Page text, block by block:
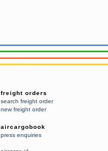
freight orders
search freight order
new freight order
aircargobook
press enquiries